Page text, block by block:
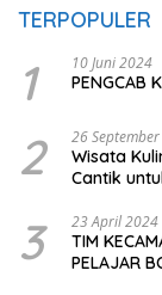
TERPOPULER
1 10 Juni 2024
PENGCAB
2 26
Wisata
Cantik
3 23 April 2024
TIM
PELAJAR